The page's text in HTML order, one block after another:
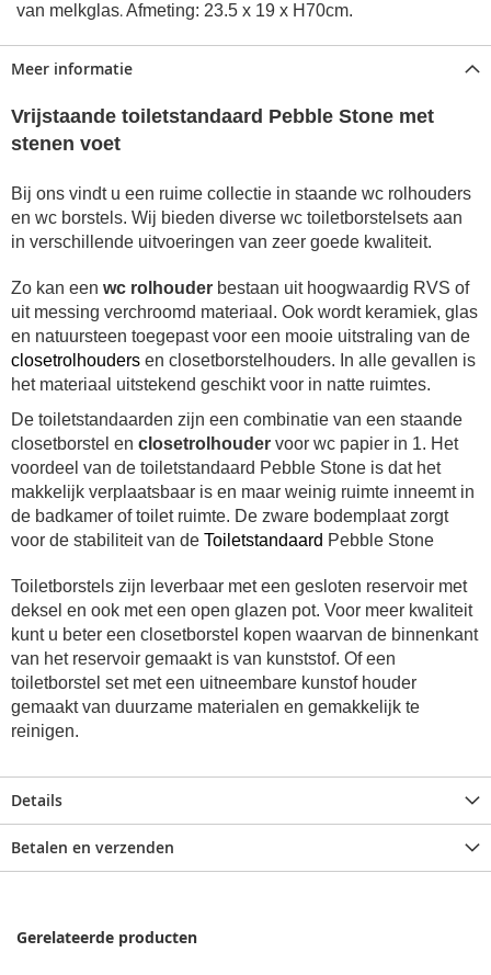
van melkglas.Afmeting: 23.5 x 19 x H70cm.
Meer informatie
Vrijstaande toiletstandaard Pebble Stone met
stenen voet
Bij ons vindt u een ruime collectie in staande wc rolhouders
en wc borstels. Wij bieden diverse wc toiletborstelsets aan
in verschillende uitvoeringen van zeer goede kwaliteit.
Zo kan een wc rolhouder bestaan uit hoogwaardig RVS of
uit messing verchroomd materiaal. Ook wordt keramiek, glas
en natuursteen toegepast voor een mooie uitstraling van de
closetrolhouders en closetborstelhouders. In alle gevallen is
het materiaal uitstekend geschikt voor in natte ruimtes.
De toiletstandaarden zijn een combinatie van een staande
closetborstel en closetrolhouder voor wc papier in 1. Het
voordeel van de toiletstandaard Pebble Stone is dat het
makkelijk verplaatsbaar is en maar weinig ruimte inneemt in
de badkamer of toilet ruimte. De zware bodemplaat zorgt
voor de stabiliteit van de Toiletstandaard Pebble Stone
Toiletborstels zijn leverbaar met een gesloten reservoir met
deksel en ook met een open glazen pot. Voor meer kwaliteit
kunt u beter een closetborstel kopen waarvan de binnenkant
van het reservoir gemaakt is van kunststof. Of een
toiletborstel set met een uitneembare kunstof houder
gemaakt van duurzame materialen en gemakkelijk te
reinigen.
Details
Betalen en verzenden
Gerelateerde producten